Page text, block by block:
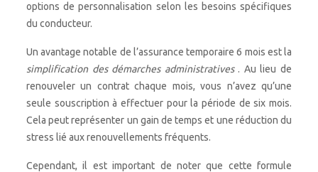
options de personnalisation selon les besoins spécifiques
du conducteur.
Un avantage notable de l’assurance temporaire 6 mois est la
simplification des démarches administratives . Au lieu de
renouveler un contrat chaque mois, vous n’avez qu’une
seule souscription à effectuer pour la période de six mois.
Cela peut représenter un gain de temps et une réduction du
stress lié aux renouvellements fréquents.
Cependant, il est important de noter que cette formule